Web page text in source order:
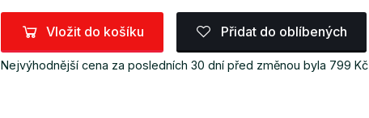
Vložit do košíku Přidat do oblíbených
Nejvýhodnější cena za posledních 30 dní před změnou byla 799 Kč